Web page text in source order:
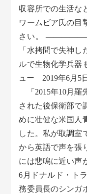
収容所での生活な
ワームビア氏の目
さい。
「水拷問で失神
ルで生物化学兵器
ュー 2019年6月5
「2015年10月羅
された後保衛部で
めに壮健な米国人
した。私が取調室
から英語で声を張
には悲鳴に近い声
6月ドナルド・ト
務委員長のシンガ